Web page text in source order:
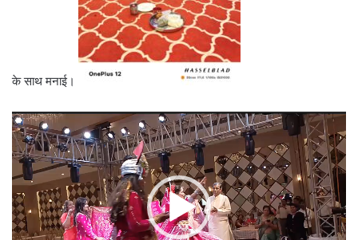
के साथ मनाई।
Video
Player